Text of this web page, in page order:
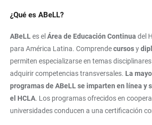
¿Qué es ABeLL?
ABeLLes el Área de Educación Continua del
para América Latina. Comprendecursosy
permiten especializarse en temas
adquirir competencias transversales. La
programas de ABeLL se imparten en línea y
el HCLA. Los programas ofrecidos en
universidades conducen a una certificación